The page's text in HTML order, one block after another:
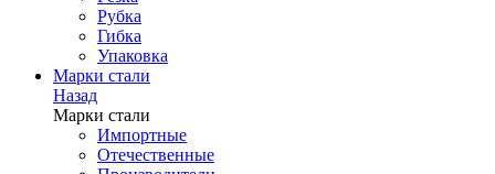
Рубка
Гибка
Упаковка
Марки стали
Назад
Марки стали
Импортные
Отечественные